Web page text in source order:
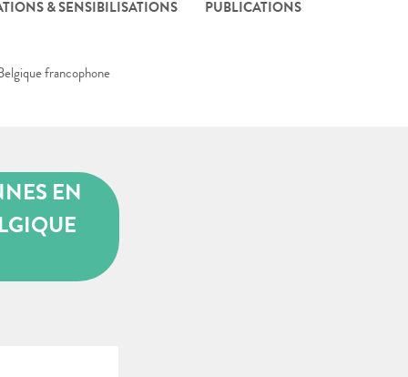
& SENSIBILISATIONS PUBLICATIONS
francophone
EN